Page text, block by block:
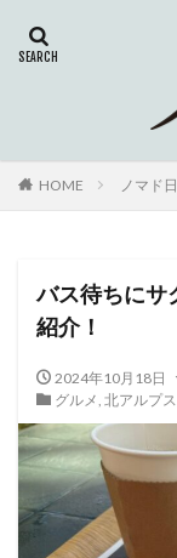
HOME ノマド
バス待ちにサ
紹介！
2024年10月18日
グルメ, 北アルプス